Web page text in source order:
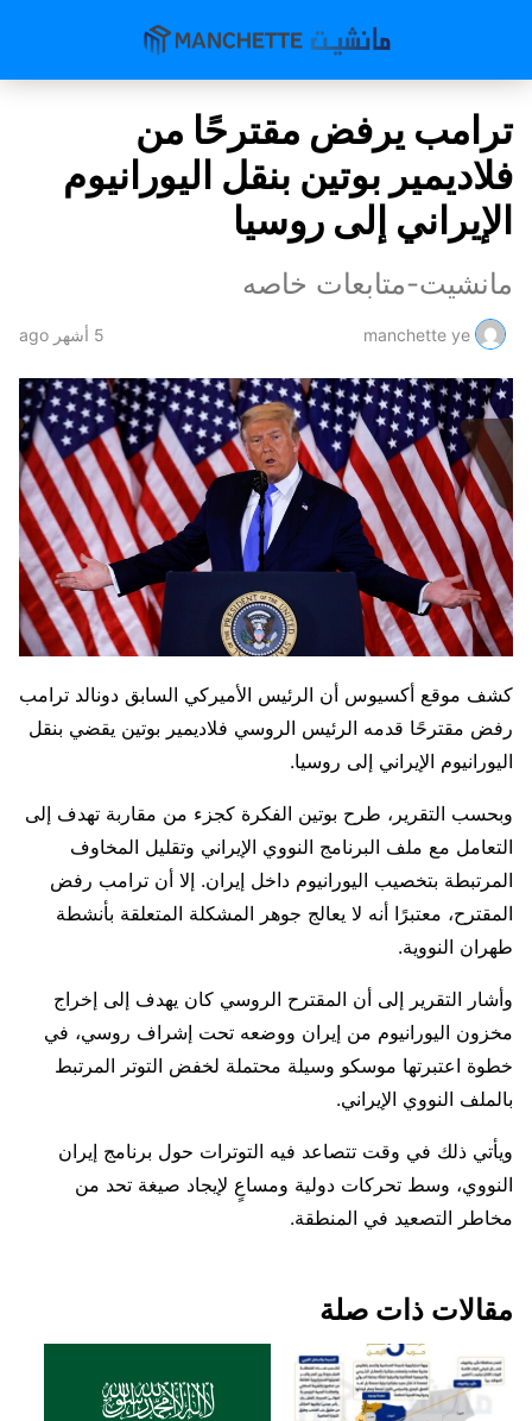
ترامب يرفض مقترحًا من
فلاديمير بوتين بنقل اليورانيوم
الإيراني إلى روسيا
مانشيت-متابعات خاصه
manchette ye 5 أشهر ago
كشف موقع أكسيوس أن الرئيس الأميركي السابق دونالد ترامب
رفض مقترحًا قدمه الرئيس الروسي فلاديمير بوتين يقضي بنقل
اليورانيوم الإيراني إلى روسيا.
وبحسب التقرير، طرح بوتين الفكرة كجزء من مقاربة تهدف إلى
التعامل مع ملف البرنامج النووي الإيراني وتقليل المخاوف
المرتبطة بتخصيب اليورانيوم داخل إيران. إلا أن ترامب رفض
المقترح، معتبرًا أنه لا يعالج جوهر المشكلة المتعلقة بأنشطة
طهران النووية.
وأشار التقرير إلى أن المقترح الروسي كان يهدف إلى إخراج
مخزون اليورانيوم من إيران ووضعه تحت إشراف روسي، في
خطوة اعتبرتها موسكو وسيلة محتملة لخفض التوتر المرتبط
بالملف النووي الإيراني.
ويأتي ذلك في وقت تتصاعد فيه التوترات حول برنامج إيران
النووي، وسط تحركات دولية ومساعٍ لإيجاد صيغة تحد من
مخاطر التصعيد في المنطقة.
مقالات ذات صلة